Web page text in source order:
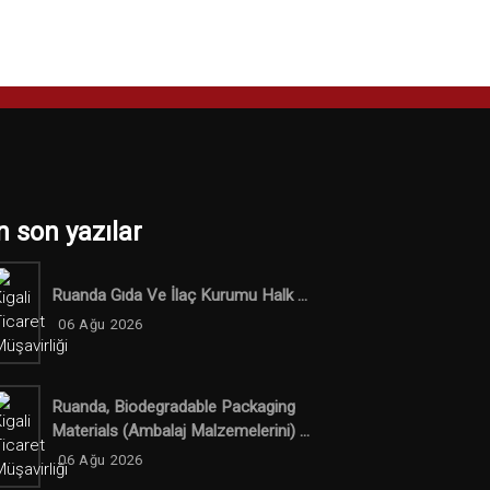
son yazılar
Ruanda Gıda Ve İlaç Kurumu Halk ...
06 Ağu 2026
Ruanda, Biodegradable Packaging
Materials (ambalaj Malzemelerini) ...
06 Ağu 2026